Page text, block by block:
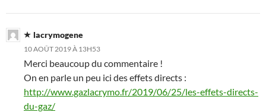
lacrymogene
10 AOÛT 2019 À 13H53
Merci beaucoup du commentaire !
On en parle un peu ici des effets directs :
http://www.gazlacrymo.fr/2019/06/25/les-effets-directs-
du-gaz/